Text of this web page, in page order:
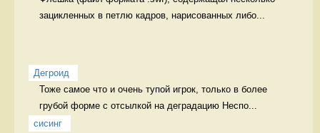
зацикленных в петлю кадров, нарисованных либо...
Дегроид
Тоже самое что и очень тупой игрок, только в более
грубой форме с отсылкой на деградацию Неспо...
сисинг